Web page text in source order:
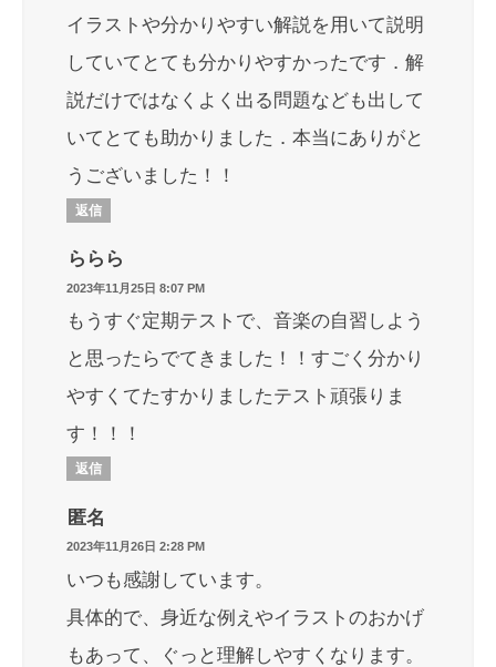
イラストや分かりやすい解説を用いて説明
していてとても分かりやすかったです．解
説だけではなくよく出る問題なども出して
いてとても助かりました．本当にありがと
うございました！！
返信
ららら
2023年11月25日 8:07 PM
もうすぐ定期テストで、音楽の自習しよう
と思ったらでてきました！！すごく分かり
やすくてたすかりましたテスト頑張りま
す！！！
返信
匿名
2023年11月26日 2:28 PM
いつも感謝しています。
具体的で、身近な例えやイラストのおかげ
もあって、ぐっと理解しやすくなります。